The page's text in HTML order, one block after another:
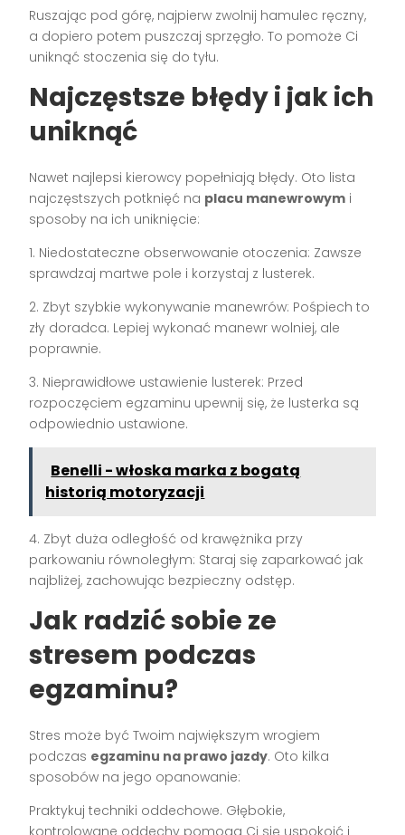
Ruszając pod górę, najpierw zwolnij hamulec ręczny,
a dopiero potem puszczaj sprzęgło. To pomoże Ci
uniknąć stoczenia się do tyłu.
Najczęstsze błędy i jak ich
uniknąć
Nawet najlepsi kierowcy popełniają błędy. Oto lista
najczęstszych potknięć na placu manewrowym i
sposoby na ich uniknięcie:
1. Niedostateczne obserwowanie otoczenia: Zawsze
sprawdzaj martwe pole i korzystaj z lusterek.
2. Zbyt szybkie wykonywanie manewrów: Pośpiech to
zły doradca. Lepiej wykonać manewr wolniej, ale
poprawnie.
3. Nieprawidłowe ustawienie lusterek: Przed
rozpoczęciem egzaminu upewnij się, że lusterka są
odpowiednio ustawione.
Benelli - włoska marka z bogatą
historią motoryzacji
4. Zbyt duża odległość od krawężnika przy
parkowaniu równoległym: Staraj się zaparkować jak
najbliżej, zachowując bezpieczny odstęp.
Jak radzić sobie ze
stresem podczas
egzaminu?
Stres może być Twoim największym wrogiem
podczas egzaminu na prawo jazdy. Oto kilka
sposobów na jego opanowanie:
Praktykuj techniki oddechowe. Głębokie,